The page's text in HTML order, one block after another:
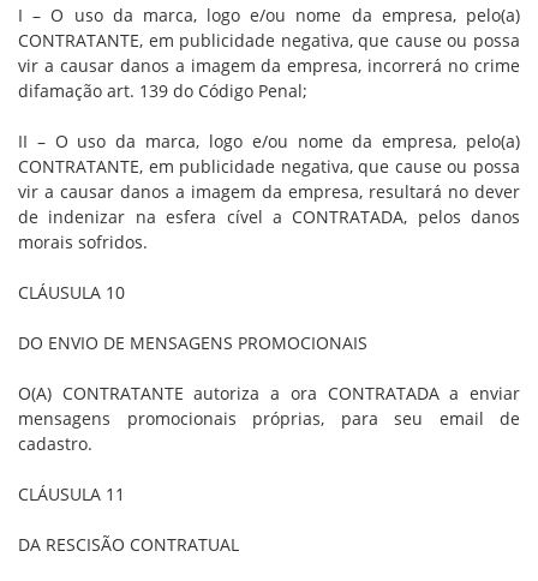
I – O uso da marca, logo e/ou nome da empresa, pelo(a)
CONTRATANTE, em publicidade negativa, que cause ou possa
vir a causar danos a imagem da empresa, incorrerá no crime
difamação art. 139 do Código Penal;
II – O uso da marca, logo e/ou nome da empresa, pelo(a)
CONTRATANTE, em publicidade negativa, que cause ou possa
vir a causar danos a imagem da empresa, resultará no dever
de indenizar na esfera cível a CONTRATADA, pelos danos
morais sofridos.
CLÁUSULA 10
DO ENVIO DE MENSAGENS PROMOCIONAIS
O(A) CONTRATANTE autoriza a ora CONTRATADA a enviar
mensagens promocionais próprias, para seu email de
cadastro.
CLÁUSULA 11
DA RESCISÃO CONTRATUAL